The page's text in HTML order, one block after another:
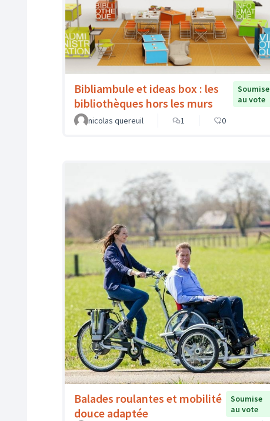
Bibliambule et ideas box : les
bibliothèques hors les murs
Soumise
au vote
nicolas quereuil
1 0
Balades roulantes et mobilité
douce adaptée
Soumise
au vote